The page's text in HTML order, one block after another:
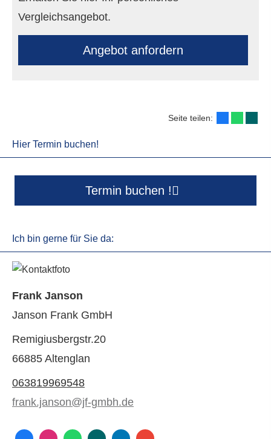
Vergleichsangebot.
An­ge­bot an­for­dern
Seite teilen:
Hier Termin buchen!
Termin buchen !
Ich bin gerne für Sie da:
Frank Janson
Janson Frank GmbH
Remigiusbergstr.20
66885 Altenglan
063819969548
frank.janson@jf-gmbh.de